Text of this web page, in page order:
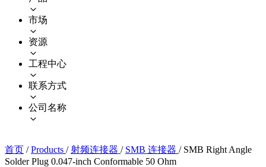
市场
资源
工程中心
联系方式
公司名称
首页 / Products / 射频连接器 / SMB 连接器 / SMB Right Angle
Solder Plug 0.047-inch Conformable 50 Ohm